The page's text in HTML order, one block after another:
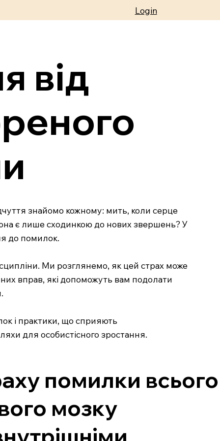
Login
від
знайомо кожному: мить, коли серце
є лише сходинкою до нових звершень? У
до помилок.
Ми розглянемо, як цей страх може
вправ, які допоможуть вам подолати
і практики, що сприяють
для особистісного зростання.
помилки всього
мозку